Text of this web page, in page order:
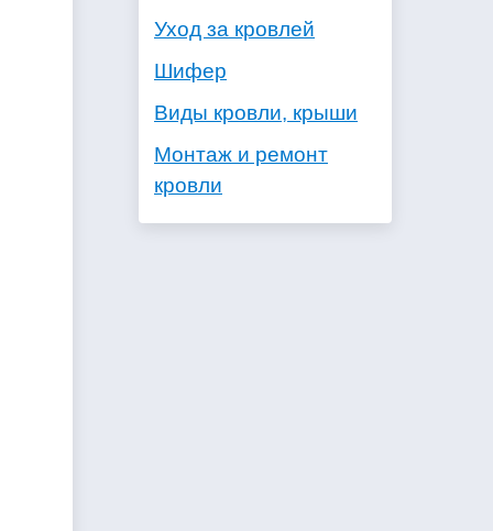
Уход за кровлей
Шифер
Виды кровли, крыши
Монтаж и ремонт
кровли